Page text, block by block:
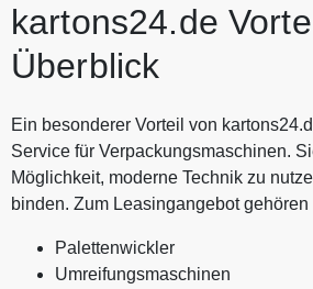
kartons24.de
Überblick
Ein besonderer Vorteil von
Service für Verpackungsmaschinen.
Möglichkeit, moderne Technik zu
binden. Zum Leasingangebot gehören
Palettenwickler
Umreifungsmaschinen